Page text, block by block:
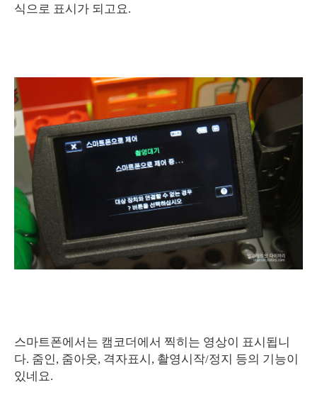
식으로 표시가 되고요.
스마트폰에서는 캠코더에서 찍히는 영상이 표시됩니
다. 줌인, 줌아웃, 격자표시, 촬영시작/정지 등의 기능이
있네요.